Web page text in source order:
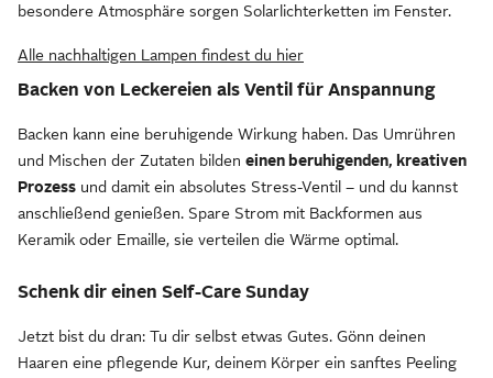
besondere Atmosphäre sorgen Solarlichterketten im Fenster.
Alle nachhaltigen Lampen findest du hier
Backen von Leckereien als Ventil für Anspannung
Backen kann eine beruhigende Wirkung haben. Das Umrühren
und Mischen der Zutaten bilden einen beruhigenden, kreativen
Prozess und damit ein absolutes Stress-Ventil – und du kannst
anschließend genießen. Spare Strom mit Backformen aus
Keramik oder Emaille, sie verteilen die Wärme optimal.
Schenk dir einen Self-Care Sunday
Jetzt bist du dran: Tu dir selbst etwas Gutes. Gönn deinen
Haaren eine pflegende Kur, deinem Körper ein sanftes Peeling